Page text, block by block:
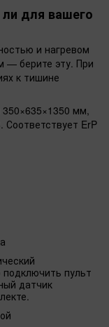
для вашего
и нагревом
— берите эту. При
к тишине
мм,
Соответствует ErP
пульт
датчик